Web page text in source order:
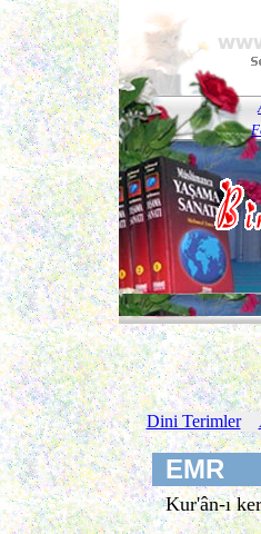
Dini Terimler
EMR
Kur'ân-ı